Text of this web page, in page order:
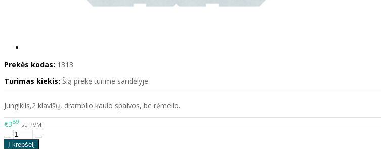
Prekės kodas: 1313
Turimas kiekis: Šią prekę turime sandėlyje
Jungiklis,2 klavišų, dramblio kaulo spalvos, be rėmelio.
€389 su PVM